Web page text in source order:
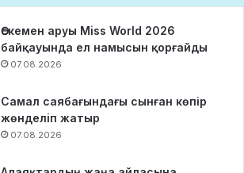
Өскемен аруы Miss World 2026
байқауында ел намысын қорғайды
07.08.2026
Самал саябағындағы сынған көпір
жөнделіп жатыр
07.08.2026